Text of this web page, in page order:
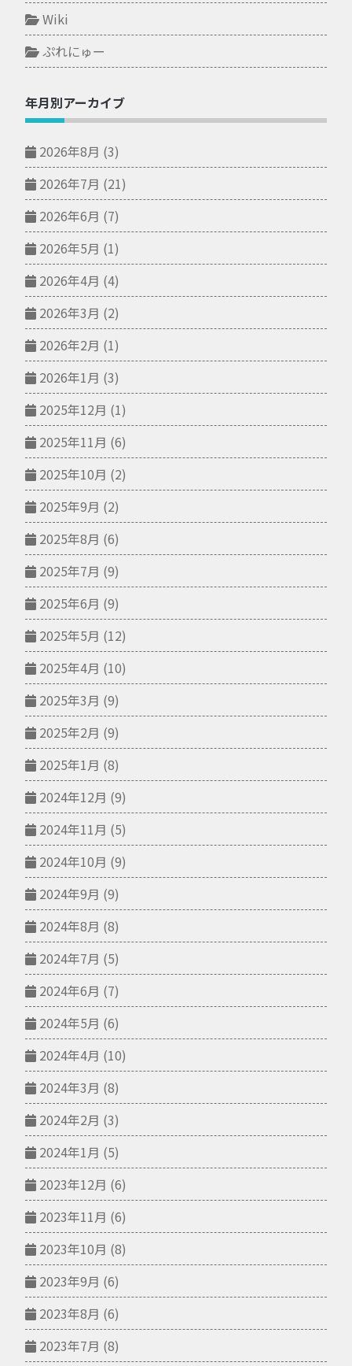
Wiki
ぷれにゅー
年月別アーカイブ
2026年8月 (3)
2026年7月 (21)
2026年6月 (7)
2026年5月 (1)
2026年4月 (4)
2026年3月 (2)
2026年2月 (1)
2026年1月 (3)
2025年12月 (1)
2025年11月 (6)
2025年10月 (2)
2025年9月 (2)
2025年8月 (6)
2025年7月 (9)
2025年6月 (9)
2025年5月 (12)
2025年4月 (10)
2025年3月 (9)
2025年2月 (9)
2025年1月 (8)
2024年12月 (9)
2024年11月 (5)
2024年10月 (9)
2024年9月 (9)
2024年8月 (8)
2024年7月 (5)
2024年6月 (7)
2024年5月 (6)
2024年4月 (10)
2024年3月 (8)
2024年2月 (3)
2024年1月 (5)
2023年12月 (6)
2023年11月 (6)
2023年10月 (8)
2023年9月 (6)
2023年8月 (6)
2023年7月 (8)